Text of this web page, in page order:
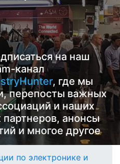
на наш
канал
, где мы
перепосты важных
и наших
анонсы
и многое другое
по электронике и